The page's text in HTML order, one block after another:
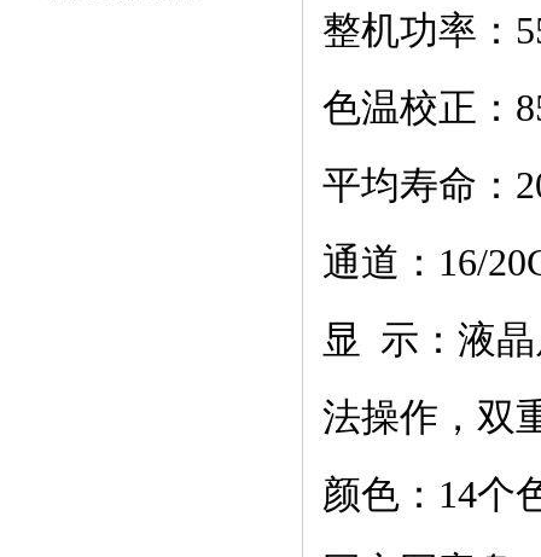
整机功率：
色温校正：
平均寿命：
通道：16/
显 示：液
法操作，双
颜色：14个